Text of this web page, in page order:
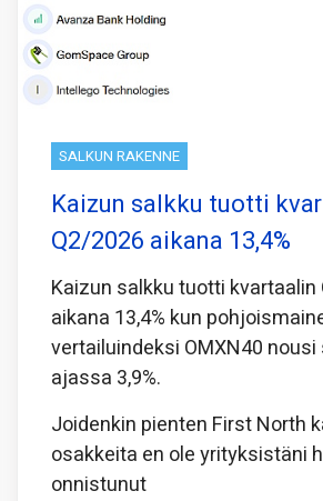
SALKUN RAKENNE
Kaizun salkku tuotti
Q2/2026 aikana 13,4%
Kaizun salkku tuotti kvartaalin
aikana 13,4% kun
vertailuindeksi OMXN40
ajassa 3,9%.
Joidenkin pienten First North
osakkeita en ole yrityksistäni
onnistunut